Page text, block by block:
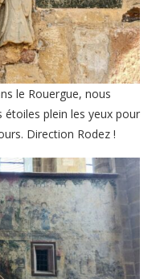
le Rouergue, nous
étoiles plein les yeux pour
Direction Rodez !